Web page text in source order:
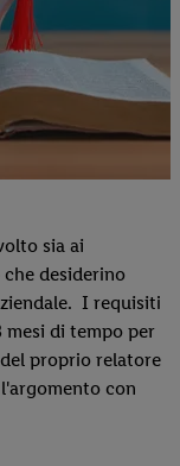
sia ai
desiderino
I requisiti
mesi di tempo per
proprio relatore
con